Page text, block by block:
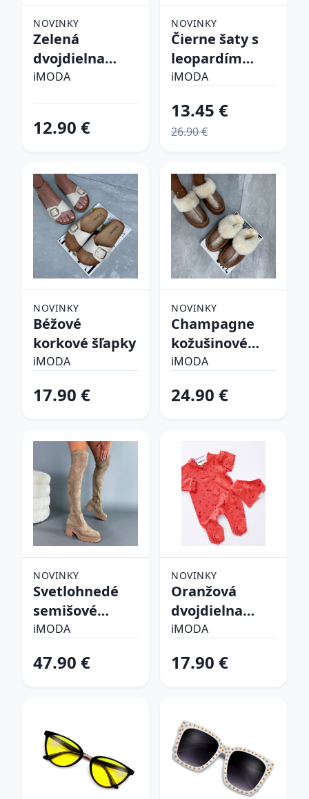
NOVINKY
Zelená
dvojdielna
bavlnená
iMODA
12.90 €
NOVINKY
Čierne šaty s
leopardím
vzorom
iMODA
13.45 €
26.90 €
NOVINKY
Béžové
korkové šľapky
iMODA
17.90 €
NOVINKY
Champagne
kožušinové
šľapky
iMODA
24.90 €
NOVINKY
Svetlohnedé
semišové
vysoké čižmy
iMODA
47.90 €
NOVINKY
Oranžová
dvojdielna
bavlnená
iMODA
17.90 €